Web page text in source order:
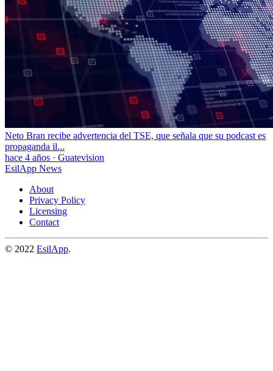
Neto Bran recibe advertencia del TSE, que señala que su podcast es
propaganda il...
hace 4 años · Guatevision
EsilApp News
About
Privacy Policy
Licensing
Contact
© 2022 EsilApp.